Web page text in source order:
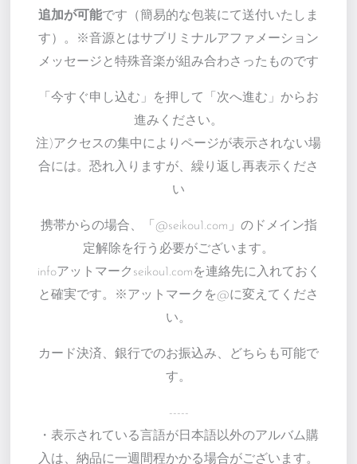
追加が可能です（簡易的な包装にて送付いたしま
す）。※音源とはサブリミナルアファメーション
メッセージと特殊音楽が組み合わさったものです
「今すぐ申し込む」を押して「次へ進む」からお
進みください。
注)アクセスの集中によりページが表示されない場
合には。恐れ入りますが、繰り返し再表示くださ
い
携帯からの場合、「@seikou1.com」のドメイン指
定解除を行う必要がございます。
infoアットマークseikou1.comを連絡先に入れておく
と確実です。※アットマークを@に変えてくださ
い。
カード決済、銀行でのお振込み、どちらも可能で
す。
-----
・表示されている言語が日本語以外のアルバム購
入は、納品に一週間程かかる場合がございます。